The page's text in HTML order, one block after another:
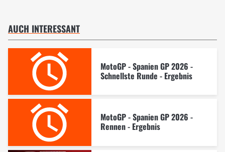
AUCH INTERESSANT
MotoGP - Spanien GP 2026 -
Schnellste Runde - Ergebnis
MotoGP - Spanien GP 2026 -
Rennen - Ergebnis